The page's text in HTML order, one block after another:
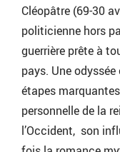
Cléopâtre (69-30
politicienne hors
guerrière prête à
pays. Une
étapes
personnelle de la
l’Occident, son